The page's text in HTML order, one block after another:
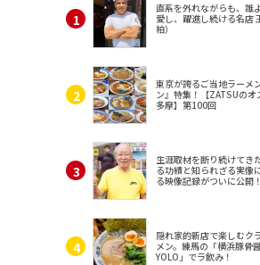
直系を外れながらも、誰
愛し、躍進し続ける名店
柏）
東京が誇るご当地ラーメ
ン』特集！【ZATSUのオ
多摩】第100回
生涯取材を断り続けてき
る功績と知られざる実像
る映像記録がついに公開
隠れ家的新店で楽しむク
メン。練馬の「横浜豚骨
YOLO」でラ飲み！